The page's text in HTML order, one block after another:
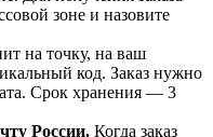
зоне и назовите
на точку, на ваш
код. Заказ нужно
Срок хранения — 3
России. Когда заказ